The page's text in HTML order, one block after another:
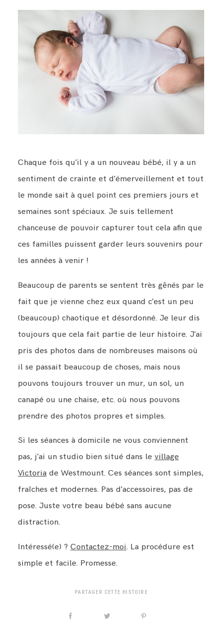
Chaque fois qu'il y a un nouveau bébé, il y a un
sentiment de crainte et d'émerveillement et tout
le monde sait à quel point ces premiers jours et
semaines sont spéciaux. Je suis tellement
chanceuse de pouvoir capturer tout cela afin que
ces familles puissent garder leurs souvenirs pour
les années à venir !
Beaucoup de parents se sentent très gênés par le
fait que je vienne chez eux quand c'est un peu
(beaucoup) chaotique et désordonné. Je leur dis
toujours que cela fait partie de leur histoire. J'ai
pris des photos dans de nombreuses maisons où
il se passait beaucoup de choses, mais nous
pouvons toujours trouver un mur, un sol, un
canapé ou une chaise, etc. où nous pouvons
prendre des photos propres et simples.
Si les séances à domicile ne vous conviennent
pas, j'ai un studio bien situé dans le village
Victoriade Westmount. Ces séances sont simples,
fraîches et modernes. Pas d'accessoires, pas de
pose. Juste votre beau bébé sans aucune
distraction.
Intéressé(e) ? Contactez-moi. La procédure est
simple et facile. Promesse.
PARTAGER CETTE HISTOIRE